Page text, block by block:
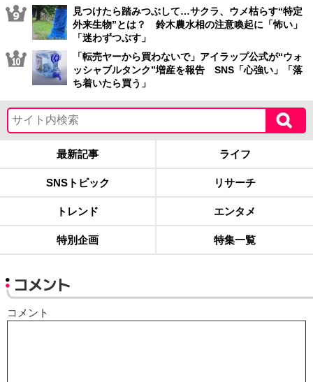
見つけたら踏みつぶして…サクラ、ウメ枯らす“特定
外来生物”とは？ 鈴木農水相の注意喚起に「怖い」
「迷わずつぶす」
「転売ヤーから買わないで」アイラップ公式が“ウォ
ッシャブルタンク”増産を報告 SNS「心強い」「落
ち着いたら買う」
最新記事 ライフ
SNSトピック リサーチ
トレンド エンタメ
特別企画 特集一覧
コメント
コメント